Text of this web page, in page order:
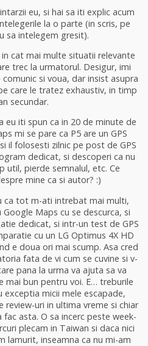
eu, si hai sa iti explic acum
la o parte (in scris, pe
sa intelegem gresit).
cat mai multe situatii relevante
trec la urmatorul. Desigur, imi
si voua, dar insist asupra
care le tratez exhaustiv, in timp
secundar.
eu iti spun ca in 20 de minute de
mi se pare ca P5 are un GPS
il folosesti zilnic pe post de GPS
dedicat, si descoperi ca nu
util, pierde semnalul, etc. Ce
mine ca si autor? :)
ca tot m-ati intrebat mai multi,
Google Maps cu se descurca, si
dedicat, si intr-un test de GPS
cu un LG Optimus 4X HD
e doua ori mai scump. Asa cred
fata de vi cum se cuvine si v-
pana la urma va ajuta sa va
mai bun pentru voi. E… treburile
exceptia micii mele escapade,
uri in ultima vreme si chiar
asta. O sa incerc peste week-
plecam in Taiwan si daca nici
lamurit, inseamna ca nu mi-am